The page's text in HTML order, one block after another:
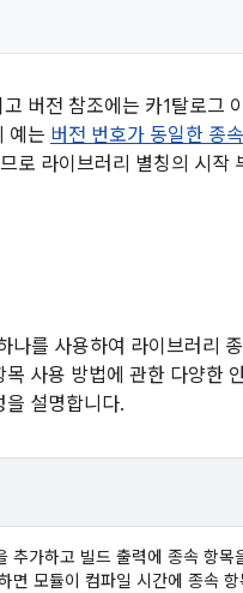
버전 참조에는 카1탈로그
예는 버전 번호가 동일한 종
로 라이브러리 별칭의 시작
나를 사용하여 라이브러리
사용 방법에 관한 다양한
설명합니다.
가하고 빌드 출력에 종속 항목
면 모듈이 컴파일 시간에 종속